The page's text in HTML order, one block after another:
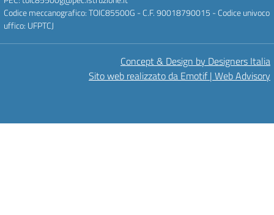
Codice meccanografico: TOIC85500G - C.F. 90018790015 - Codice univoco
uffico: UFPTCJ
Concept & Design by Designers Italia
Sito web realizzato da Emotif | Web Advisory